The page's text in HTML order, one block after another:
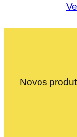
Novos